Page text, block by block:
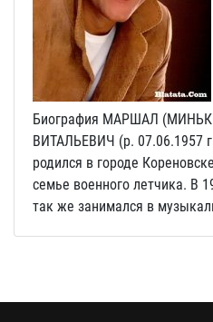
Биография МАРШАЛ
ВИТАЛЬЕВИЧ (р. 07.06.1957
родился в городе
семье военного летчика. В
так же занимался в